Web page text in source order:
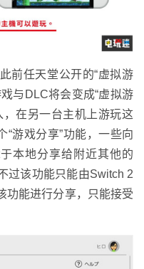
任天堂公开的“虚拟游
与DLC将会变成“虚拟游
在另一台主机上游玩这
“游戏分享”功能，一些向
本地分享给附近其他的
过该功能只能由Switch 2
功能进行分享，只能接受